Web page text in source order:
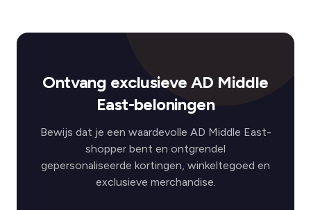
Ontvang exclusieve AD Middle
East-beloningen
Bewijs dat je een waardevolle AD Middle East-
shopper bent en ontgrendel
gepersonaliseerde kortingen, winkeltegoed en
exclusieve merchandise.